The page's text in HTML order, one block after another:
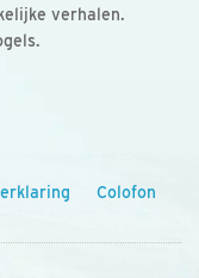
verhalen.
Colofon